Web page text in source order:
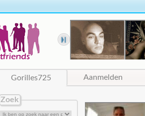
Gorilles725 Aanmelden
Zoek